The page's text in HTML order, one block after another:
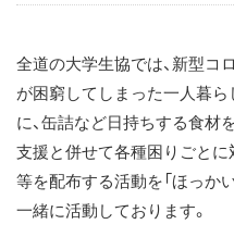
全道の大学生協では、新型コ
が困窮してしまった一人暮ら
に、缶詰など日持ちする食材
支援と併せて各種困りごと
等を配布する活動を「ほっか
一緒に活動しております。